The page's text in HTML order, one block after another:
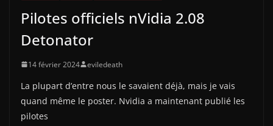
Pilotes officiels nVidia 2.08
Detonator
14 février 2024 eviledeath
La plupart d’entre nous le savaient déjà, mais je vais
quand même le poster. Nvidia a maintenant publié les
pilotes